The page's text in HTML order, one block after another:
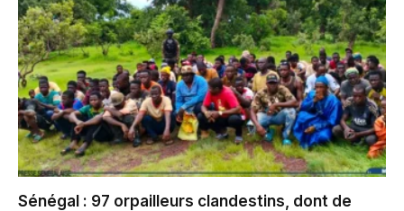
Sénégal : 97 orpailleurs clandestins, dont de